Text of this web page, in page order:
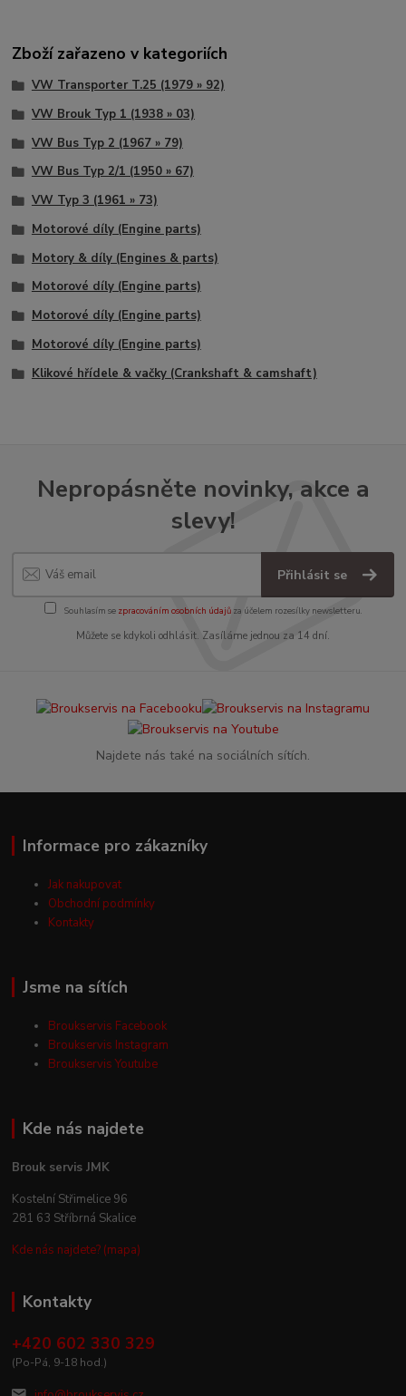
Zboží zařazeno v kategoriích
VW Transporter T.25 (1979 » 92)
VW Brouk Typ 1 (1938 » 03)
VW Bus Typ 2 (1967 » 79)
VW Bus Typ 2/1 (1950 » 67)
VW Typ 3 (1961 » 73)
Motorové díly (Engine parts)
Motory & díly (Engines & parts)
Motorové díly (Engine parts)
Motorové díly (Engine parts)
Motorové díly (Engine parts)
Klikové hřídele & vačky (Crankshaft & camshaft)
Nepropásněte novinky, akce a
slevy!
Přihlásit se
Souhlasím se zpracováním osobních údajůza účelem rozesílky newsletteru.
Můžete se kdykoli odhlásit. Zasíláme jednou za 14 dní.
Najdete nás také na sociálních sítích.
Informace pro zákazníky
Jak nakupovat
Obchodní podmínky
Kontakty
Jsme na sítích
Broukservis Facebook
Broukservis Instagram
Broukservis Youtube
Kde nás najdete
Brouk servis JMK
Kostelní Střimelice 96
281 63 Stříbrná Skalice
Kde nás najdete? (mapa)
Kontakty
+420 602 330 329
(Po-Pá, 9-18 hod.)